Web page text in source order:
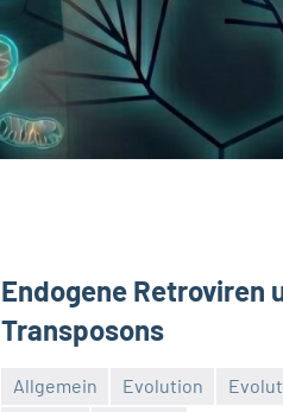
Endogene Retroviren
Transposons
Allgemein Evolution